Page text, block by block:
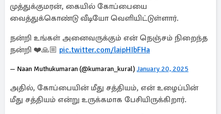
முத்துக்குமரன், கையில் கோப்பையை
வைத்துக்கொண்டு வீடியோ வெளியிட்டுள்ளார்.
நன்றி உங்கள் அனைவருக்கும் என் நெஞ்சம் நிறைந்த
நன்றி ❤️🙏🏼 pic.twitter.com/laipHIbFHa
— Naan Muthukumaran (@kumaran_kural) January 20, 2025
அதில், கோப்பையின் மீது சத்தியம், என் உழைப்பின்
மீது சத்தியம் என்று உருக்கமாக பேசியிருக்கிறார்.